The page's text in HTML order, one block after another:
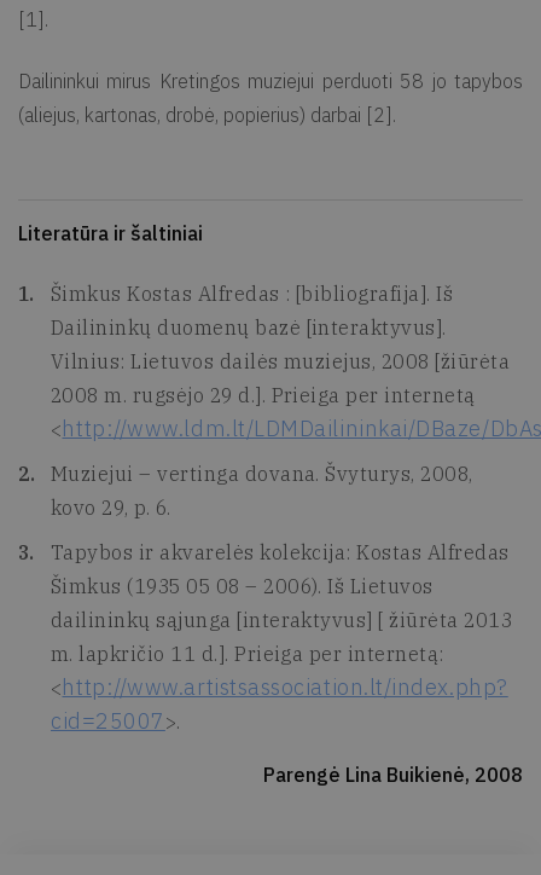
[1].
Dailininkui mirus Kretingos muziejui perduoti 58 jo tapybos
(aliejus, kartonas, drobė, popierius) darbai [2].
Literatūra ir šaltiniai
Šimkus Kostas Alfredas : [bibliografija]. Iš
Dailininkų duomenų bazė [interaktyvus].
Vilnius: Lietuvos dailės muziejus, 2008 [žiūrėta
2008 m. rugsėjo 29 d.]. Prieiga per internetą
<http://www.ldm.lt/LDMDailininkai/DBaze/
Muziejui – vertinga dovana. Švyturys, 2008,
kovo 29, p. 6.
Tapybos ir akvarelės kolekcija: Kostas Alfredas
Šimkus (1935 05 08 – 2006). Iš Lietuvos
dailininkų sąjunga [interaktyvus] [ žiūrėta 2013
m. lapkričio 11 d.]. Prieiga per internetą:
<http://www.artistsassociation.lt/index.php?
cid=25007 >.
Parengė Lina Buikienė, 2008